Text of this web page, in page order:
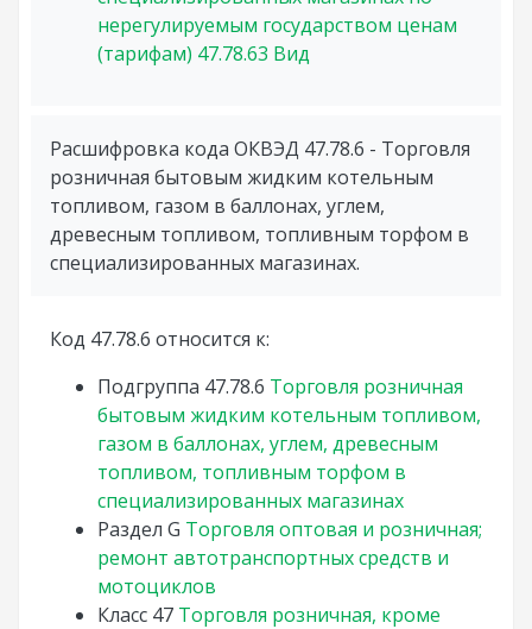
нерегулируемым государством ценам
(тарифам) 47.78.63 Вид
Расшифровка кода ОКВЭД 47.78.6 - Торговля
розничная бытовым жидким котельным
топливом, газом в баллонах, углем,
древесным топливом, топливным торфом в
специализированных магазинах.
Код 47.78.6 относится к:
Подгруппа 47.78.6 Торговля розничная
бытовым жидким котельным топливом,
газом в баллонах, углем, древесным
топливом, топливным торфом в
специализированных магазинах
Раздел G Торговля оптовая и розничная;
ремонт автотранспортных средств и
мотоциклов
Класс 47 Торговля розничная, кроме